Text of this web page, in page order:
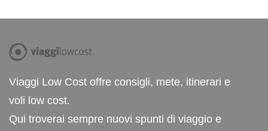
Viaggi Low Cost offre consigli, mete, itinerari e
voli low cost.
Qui troverai sempre nuovi spunti di viaggio e